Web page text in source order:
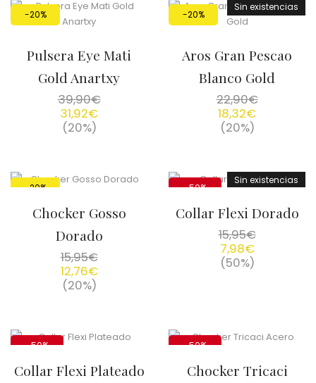
-20%
Pulsera Eye Mati
Gold Anartxy
39,90€
31,92€
(20%)
Sin existencias
-20%
Aros Gran Pescao
Blanco Gold
22,90€
18,32€
(20%)
-20%
Chocker Gosso
Dorado
15,95€
12,76€
(20%)
Sin existencias
-50%
Collar Flexi Dorado
15,95€
7,98€
(50%)
-50%
Collar Flexi Plateado
-50%
Chocker Tricaci